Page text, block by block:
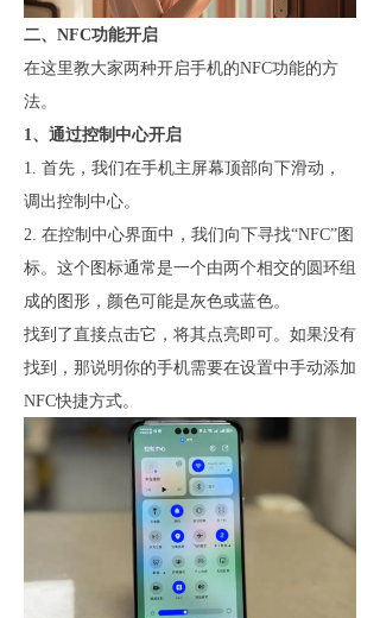
二、NFC功能开启
在这里教大家两种开启手机的NFC功能的方
法。
1、通过控制中心开启
1. 首先，我们在手机主屏幕顶部向下滑动，
调出控制中心。
2. 在控制中心界面中，我们向下寻找“NFC”图
标。这个图标通常是一个由两个相交的圆环组
成的图形，颜色可能是灰色或蓝色。
找到了直接点击它，将其点亮即可。如果没有
找到，那说明你的手机需要在设置中手动添加
NFC快捷方式。